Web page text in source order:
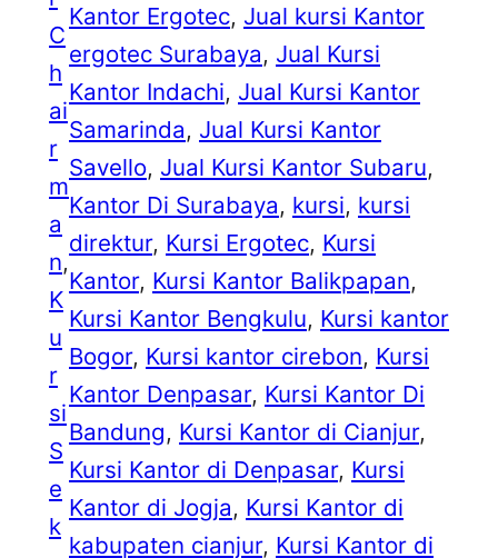
C
h
ai
r
m
a
n ,
K
u
r
si
S
e
k
Kantor Ergotec, Jual kursi Kantor
ergotec Surabaya, Jual Kursi
Kantor Indachi, Jual Kursi Kantor
Samarinda, Jual Kursi Kantor
Savello, Jual Kursi Kantor Subaru
Kantor Di Surabaya, kursi, kursi
direktur, Kursi Ergotec, Kursi
Kantor, Kursi Kantor Balikpapan
Kursi Kantor Bengkulu, Kursi kantor
Bogor, Kursi kantor cirebon, Kursi
Kantor Denpasar, Kursi Kantor Di
Bandung, Kursi Kantor di Cianjur
Kursi Kantor di Denpasar, Kursi
Kantor di Jogja, Kursi Kantor di
kabupaten cianjur, Kursi Kantor di